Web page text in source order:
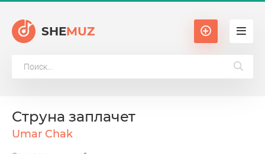
SHEMUZ
Струна заплачет
Umar Chak